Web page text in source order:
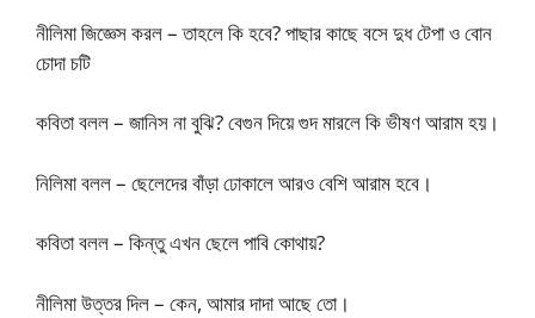
নীলিমা জিজ্ঞেস করল – তাহলে কি হবে? পাছার কাছে বসে দুধ টেপা ও বোন
চোদা চটি
কবিতা বলল – জানিস না বুঝি? বেগুন দিয়ে গুদ মারলে কি ভীষণ আরাম হয়।
নিলিমা বলল – ছেলেদের বাঁড়া ঢোকালে আরও বেশি আরাম হবে।
কবিতা বলল – কিন্তু এখন ছেলে পাবি কোথায়?
নীলিমা উত্তর দিল – কেন, আমার দাদা আছে তো।